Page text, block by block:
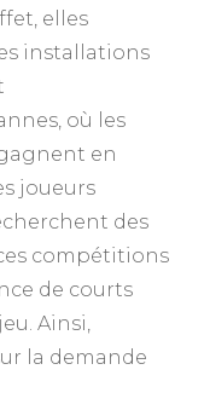
elles
installations
où les
en
joueurs
des
compétitions
de courts
Ainsi,
la demande